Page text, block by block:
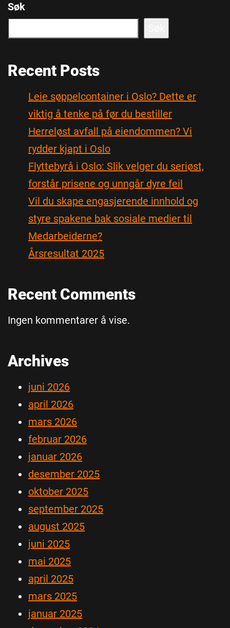
Søk
Recent Posts
Leie søppelcontainer i Oslo? Dette er
viktig å tenke på før du bestiller
Herreløst avfall på eiendommen? Vi
rydder kjapt i Oslo
Flyttebyrå i Oslo: Slik velger du seriøst,
forstår prisene og unngår dyre feil
Vil du skape engasjerende innhold og
styre spakene bak sosiale medier til
Medarbeiderne?
Årsresultat 2025
Recent Comments
Ingen kommentarer å vise.
Archives
juni 2026
april 2026
mars 2026
februar 2026
januar 2026
desember 2025
oktober 2025
september 2025
august 2025
juni 2025
mai 2025
april 2025
mars 2025
januar 2025